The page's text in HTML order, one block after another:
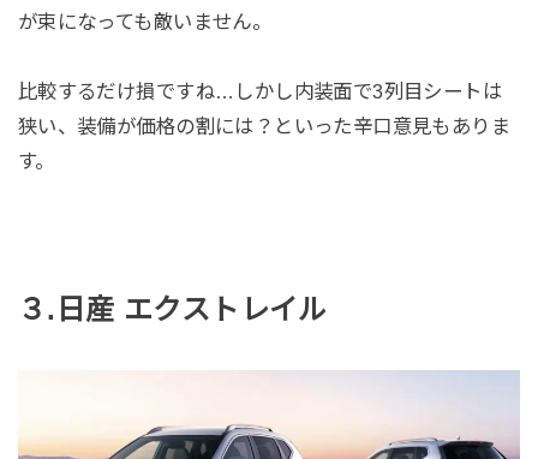
が束になっても敵いません。
比較するだけ損ですね…しかし内装面で3列目シートは
狭い、装備が価格の割には？といった辛口意見もありま
す。
３.日産 エクストレイル